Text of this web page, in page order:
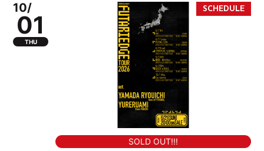
10/
01
THU
SOLD OUT!!!